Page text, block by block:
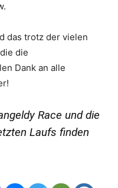
das trotz der vielen
die
Dank an alle
Race und die
Laufs finden